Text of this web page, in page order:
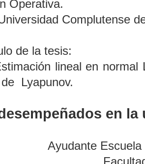
Operativa.
Complutense
la tesis:
lineal en normal Lp.
Lyapunov.
en la
Ayudante Escuela